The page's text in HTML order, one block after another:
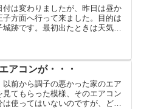
付は変わりましたが、昨日は昼か
子方面へ行って来ました。目的は
城跡です。最初出たときは天気は
で、目的地の高尾駅...
アコンが・・・
以前から調子の悪かった家のエア
見てもらった模様、そのエアコン
は使ってはいないのですが、どう